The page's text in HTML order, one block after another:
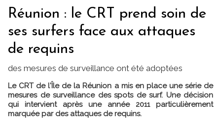
Réunion : le CRT prend soin de
ses surfers face aux attaques
de requins
des mesures de surveillance ont été adoptées
Le CRT de l'Île de la Réunion a mis en place une série de
mesures de surveillance des spots de surf. Une décision
qui intervient après une année 2011 particulièrement
marquée par des attaques de requins.